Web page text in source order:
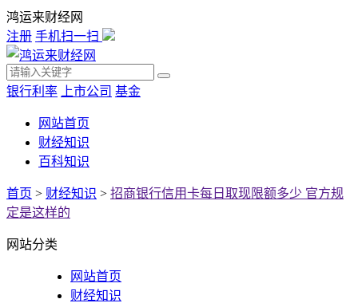
鸿运来财经网
注册 手机扫一扫
银行利率 上市公司 基金
网站首页
财经知识
百科知识
首页 > 财经知识 > 招商银行信用卡每日取现限额多少 官方规
定是这样的
网站分类
网站首页
财经知识